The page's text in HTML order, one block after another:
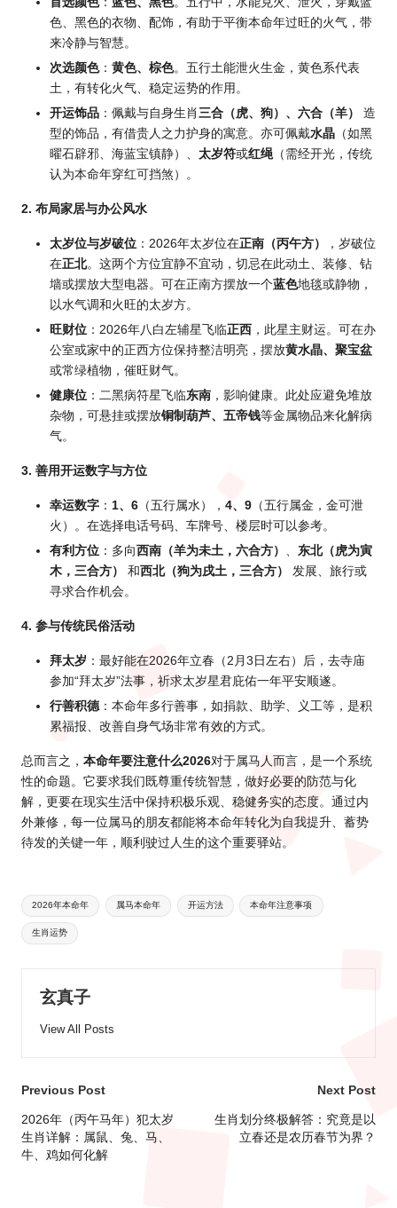
色、黑色的衣物、配饰，有助于平衡本命年过旺的火气，带
来冷静与智慧。
次选颜色： 黄色、棕色。五行土能泄火生金，黄色系代表
土，有转化火气、稳定运势的作用。
开运饰品 ：佩戴与自身生肖 三合（虎、狗）、六合（羊）
造
型的饰品，有借贵人之力护身的寓意。亦可佩戴水晶 （如黑
曜石辟邪、海蓝宝镇静）、 太岁符或红绳 （需经开光，传统
认为本命年穿红可挡煞）。
2. 布局家居与办公风水
太岁位与岁破位 ：2026年太岁位在正南（丙午方）
，岁破位
在正北。这两个方位宜静不宜动，切忌在此动土、装修、钻
墙或摆放大型电器。可在正南方摆放一个蓝色地毯或静物，
以水气调和火旺的太岁方。
旺财位 ：2026年八白左辅星飞临正西 ，此星主财运。可在办
公室或家中的正西方位保持整洁明亮，摆放黄水晶、聚宝盆
或常绿植物，催旺财气。
健康位 ：二黑病符星飞临东南 ，影响健康。此处应避免堆放
杂物，可悬挂或摆放铜制葫芦、五帝钱等金属物品来化解病
气。
3. 善用开运数字与方位
幸运数字 ： 1、6 （五行属水）， 4、9 （五行属金，金可泄
火）。在选择电话号码、车牌号、楼层时可以参考。
有利方位 ：多向西南（羊为未土，六合方） 、 东北（虎为寅
木，三合方）
和西北（狗为戌土，三合方）
发展、旅行或
寻求合作机会。
4. 参与传统民俗活动
拜太岁 ：最好能在2026年立春（2月3日左右）后，去寺庙
参加“拜太岁”法事，祈求太岁星君庇佑一年平安顺遂。
行善积德：本命年多行善事，如捐款、助学、义工等，是积
累福报、改善自身气场非常有效的方式。
总而言之， 本命年要注意什么2026对于属马人而言，是一个系统
性的命题。它要求我们既尊重传统智慧，做好必要的防范与化
解，更要在现实生活中保持积极乐观、稳健务实的态度。通过内
外兼修，每一位属马的朋友都能将本命年转化为自我提升、蓄势
待发的关键一年，顺利驶过人生的这个重要驿站。
Tags:
2026年本命年 属马本命年 开运方法 本命年注意事项
生肖运势
玄真子
View All Posts
Post
navigation
Previous Post
2026年（丙午马年）犯太岁
生肖详解：属鼠、兔、马、
牛、鸡如何化解
Next Post
生肖划分终极解答：究竟是以
立春还是农历春节为界？